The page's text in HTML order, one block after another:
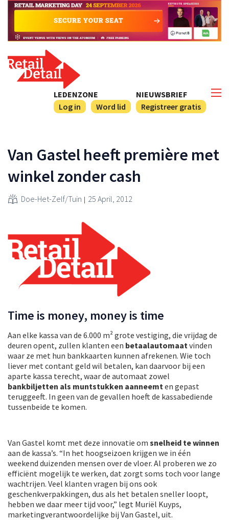
NIEUWSBRIEF
Registreer gratis
LEDENZONE
Log in
Word lid
Van Gastel heeft première met
winkel zonder cash
Doe-Het-Zelf/Tuin 25 April, 2012
Time is money, money is time
Aan elke kassa van de 6.000 m² grote vestiging, die vrijdag de
deuren opent, zullen klanten een betaalautomaat vinden
waar ze met hun bankkaarten kunnen afrekenen. Wie toch
liever met contant geld wil betalen, kan daarvoor bij een
aparte kassa terecht, waar de automaat zowel
bankbiljetten als muntstukken aanneemt en gepast
teruggeeft. In geen van de gevallen hoeft de kassabediende
tussenbeide te komen.
Van Gastel komt met deze innovatie om snelheid te winnen
aan de kassa’s. “In het hoogseizoen krijgen we in één
weekend duizenden mensen over de vloer. Al proberen we zo
efficiënt mogelijk te werken, dat zorgt soms toch voor lange
wachtrijen. Veel klanten vragen bij ons ook
geschenkverpakkingen, dus als het betalen sneller loopt,
hebben we daar meer tijd voor,” legt Muriël Kuyps,
marketingverantwoordelijke bij Van Gastel, uit.